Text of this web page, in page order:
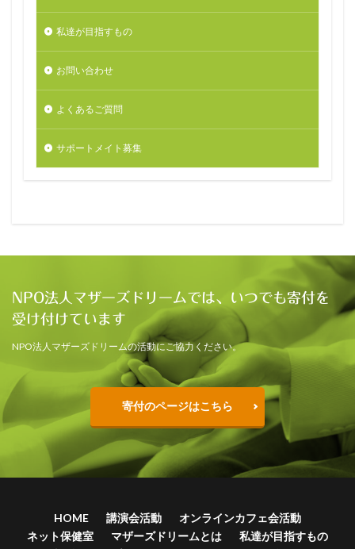
私達が目指すもの
お問い合わせ
よくあるご質問
サポートメイト募集
NPO法人マザーズドリームでは、いつでも寄付を
受け付けています
NPO法人マザーズドリームの活動にご協力ください。
寄付のページはこちら
HOME 講演会活動
オンラインカフェ会活動
ネット保健室
マザーズドリームとは
私達が目指すもの